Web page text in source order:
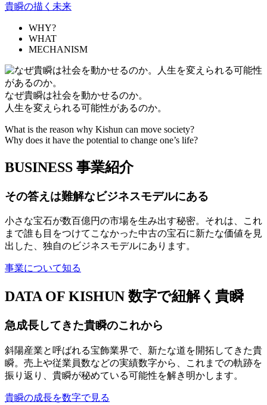
貴瞬の描く未来
WHY?
WHAT
MECHANISM
なぜ貴瞬は社会を動かせるのか。
人生を変えられる可能性があるのか。
What is the reason why Kishun can move society?
Why does it have the potential to change one’s life?
BUSINESS 事業紹介
その答えは難解なビジネスモデルにある
小さな宝石が数百億円の市場を生み出す秘密。それは、これ
まで誰も目をつけてこなかった中古の宝石に新たな価値を見
出した、独自のビジネスモデルにあります。
事業について知る
DATA OF KISHUN 数字で紐解く貴瞬
急成長してきた貴瞬のこれから
斜陽産業と呼ばれる宝飾業界で、新たな道を開拓してきた貴
瞬。売上や従業員数などの実績数字から、これまでの軌跡を
振り返り、貴瞬が秘めている可能性を解き明かします。
貴瞬の成長を数字で見る